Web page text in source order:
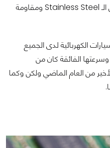
كهربائية فولاذية مصنعة بالكامل من الـ Stainless Steel ومقاومة
الكهربائية لدى الجميع
وسرعتها الفائقة كان من
من العام الماضي ولكن وكما